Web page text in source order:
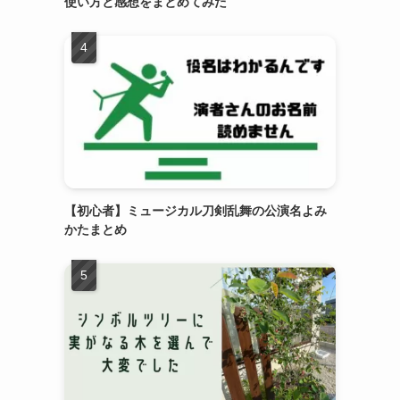
【初心者】ミュージカル刀剣乱舞の公演名よみ
かたまとめ